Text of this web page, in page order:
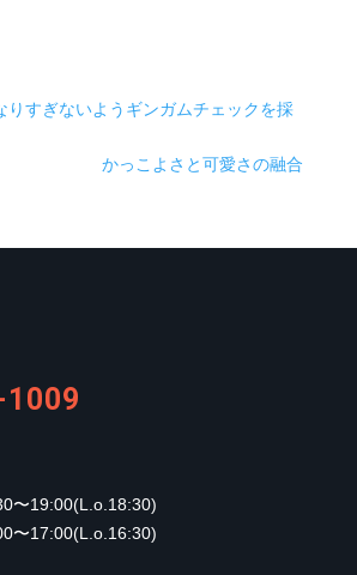
りすぎないようギンガムチェックを採
かっこよさと可愛さの融合
〜19:00(L.o.18:30)
〜17:00(L.o.16:30)